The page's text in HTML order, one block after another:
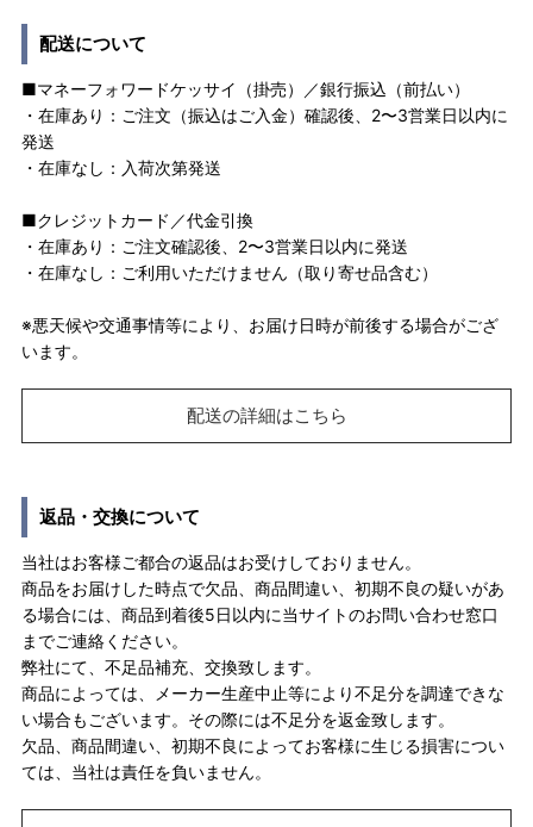
配送について
■マネーフォワードケッサイ（掛売）／銀行振込（前払い）
・在庫あり：ご注文（振込はご入金）確認後、2〜3営業日以内に
発送
・在庫なし：入荷次第発送
■クレジットカード／代金引換
・在庫あり：ご注文確認後、2〜3営業日以内に発送
・在庫なし：ご利用いただけません（取り寄せ品含む）
※悪天候や交通事情等により、お届け日時が前後する場合がござ
います。
配送の詳細はこちら
返品・交換について
当社はお客様ご都合の返品はお受けしておりません。
商品をお届けした時点で欠品、商品間違い、初期不良の疑いがあ
る場合には、商品到着後5日以内に当サイトのお問い合わせ窓口
までご連絡ください。
弊社にて、不足品補充、交換致します。
商品によっては、メーカー生産中止等により不足分を調達できな
い場合もございます。その際には不足分を返金致します。
欠品、商品間違い、初期不良によってお客様に生じる損害につい
ては、当社は責任を負いません。